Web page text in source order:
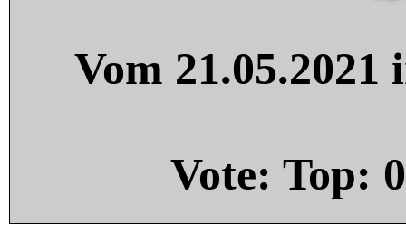
Vom
Vote: Top: 0